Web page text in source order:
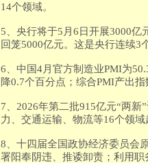
14个领域。
5、央行将于5月6日开展3000
回笼5000亿元。这是央行连续3
6、中国4月官方制造业PMI为
降0.7个百分点；综合PMI产出
7、2026年第二批915亿元“两
力、交通运输、物流等16个领域
8、十四届全国政协经济委员会
署阳奉阴违、推诿卸责；利用